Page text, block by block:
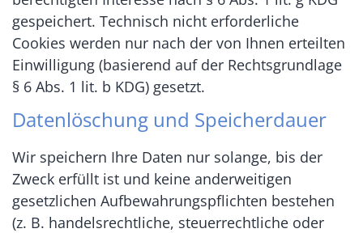
gespeichert. Technisch nicht erforderliche
Cookies werden nur nach der von Ihnen erteilten
Einwilligung (basierend auf der Rechtsgrundlage
§ 6 Abs. 1 lit. b KDG) gesetzt.
Datenlöschung und Speicherdauer
Wir speichern Ihre Daten nur solange, bis der
Zweck erfüllt ist und keine anderweitigen
gesetzlichen Aufbewahrungspflichten bestehen
(z. B. handelsrechtliche, steuerrechtliche oder